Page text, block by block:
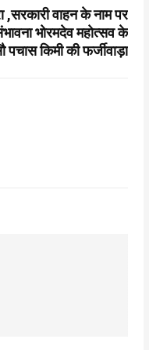
,सरकारी वाहन के नाम पर
भोरमदेव महोत्सव के
पचास किमी की फर्जीवाड़ा